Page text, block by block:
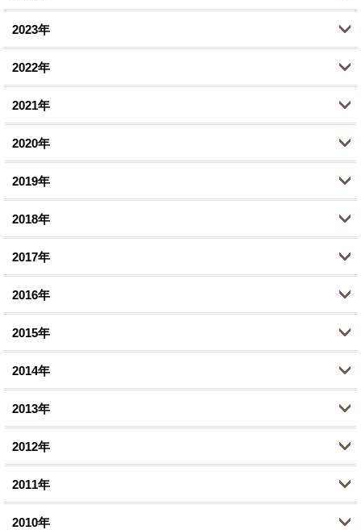
5月 (1)
4月 (1)
2月 (1)
1月 (1)
8月 (2)
6月 (1)
2月 (1)
1月 (1)
10月 (1)
8月 (1)
7月 (1)
1月 (1)
2023年
9月 (1)
8月 (1)
6月 (1)
3月 (1)
1月 (2)
2022年
10月 (2)
9月 (2)
8月 (1)
5月 (2)
3月 (4)
2021年
11月 (2)
9月 (3)
8月 (1)
7月 (1)
6月 (1)
1月 (2)
2020年
10月 (1)
8月 (2)
7月 (2)
6月 (1)
4月 (5)
1月 (1)
2019年
11月 (4)
10月 (5)
9月 (2)
8月 (3)
6月 (7)
3月 (1)
2018年
11月 (2)
10月 (1)
9月 (3)
8月 (4)
7月 (9)
2017年
11月 (4)
10月 (5)
9月 (2)
8月 (4)
6月 (5)
2016年
11月 (2)
10月 (3)
9月 (1)
8月 (4)
6月 (3)
2015年
11月 (1)
10月 (3)
9月 (1)
8月 (2)
2014年
11月 (3)
10月 (4)
8月 (3)
2013年
11月 (2)
10月 (2)
2012年
2011年
2010年